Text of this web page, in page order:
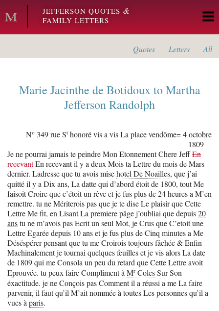
Skip to main content
JEFFERSON QUOTES &
FAMILY LETTERS
Quotes Letters All
Marie Jacinthe de BotidouxtoMartha
Jefferson Randolph
No 349 rue St honoré vis a vis La place vendôme=4 octobre
1809
Je ne pourrai jamais te peindre Mon Etonnement Chere JeffEn
recevantEn recevant il y a deux Mois ta Lettre du mois de Mars
dernier. Ladresse que tu avois misehotel De Noailles, que j’ai
quitté il y a Dix ans, La datte qui d’abord étoit de 1800, tout Me
faisoit Croire que c’étoit un rêve et je fus plus de 24 heures a M’en
remettre. tu ne Mériterois pas que je te dise Le plaisir que Cette
Lettre Me fit, en Lisant La premiere pâge j’oubliai que depuis20
anstu ne m’avois pas Ecrit un seul Mot, je Crus que C’etoit une
Lettre Egarée depuis 10 ans et je fus plus de Cinq minutes a Me
Déséspérer pensant que tu me Croirois toujours fâchée & Enfin
Machinalement je tournai quelques feuilles et je vis alors La date
de 1809 qui me Consola un peu du retard que Cette Lettre avoit
Eprouvée. tu peux faire Compliment àMr ColesSur Son
éxactitude. je ne Conçois pas Comment il a réussi a me La faire
parvenir, il faut qu’il M’ait nommée à toutes Les personnes qu’il a
vues àparis.